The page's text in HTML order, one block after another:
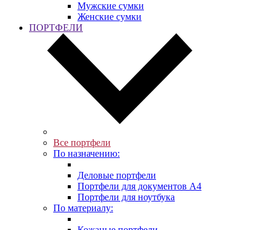
Мужские сумки
Женские сумки
ПОРТФЕЛИ
Все портфели
По назначению:
Деловые портфели
Портфели для документов A4
Портфели для ноутбука
По материалу: